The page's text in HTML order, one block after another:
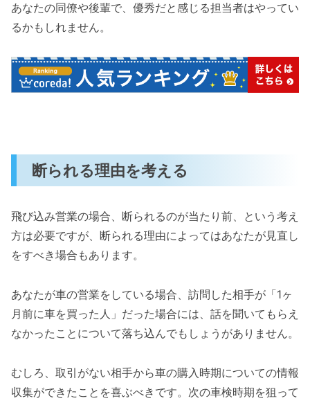
あなたの同僚や後輩で、優秀だと感じる担当者はやってい
るかもしれません。
断られる理由を考える
飛び込み営業の場合、断られるのが当たり前、という考え
方は必要ですが、断られる理由によってはあなたが見直し
をすべき場合もあります。
あなたが車の営業をしている場合、訪問した相手が「1ヶ
月前に車を買った人」だった場合には、話を聞いてもらえ
なかったことについて落ち込んでもしょうがありません。
むしろ、取引がない相手から車の購入時期についての情報
収集ができたことを喜ぶべきです。次の車検時期を狙って